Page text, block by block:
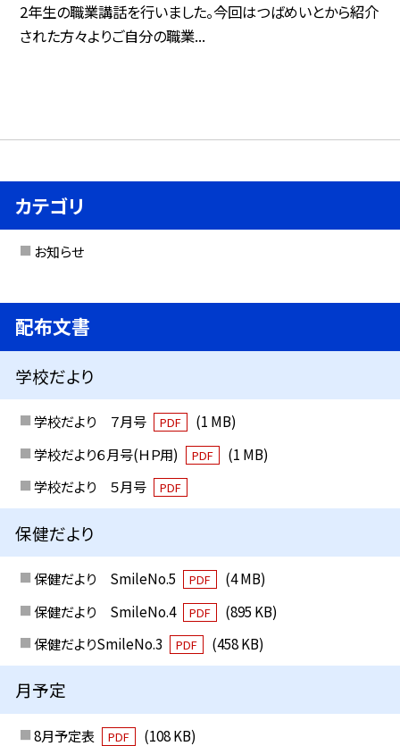
2年生の職業講話を行いました。今回はつばめいとから紹介
された方々よりご自分の職業...
カテゴリ
お知らせ
配布文書
学校だより
学校だより ７月号 PDF
(1 MB)
学校だより６月号(ＨＰ用)
PDF
(1 MB)
学校だより ５月号
PDF
保健だより
保健だより SmileNo.5 PDF
(4 MB)
保健だより SmileNo.4
PDF
(895 KB)
保健だよりSmileNo.3
PDF (458 KB)
月予定
8月予定表 PDF
(108 KB)